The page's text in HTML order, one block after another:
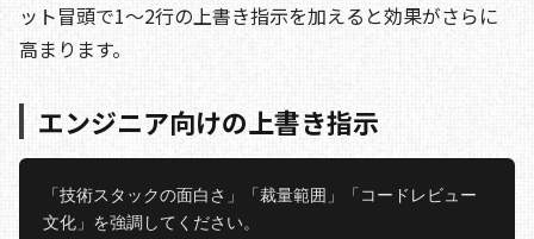
ット冒頭で1〜2行の上書き指示を加えると効果がさらに
高まります。
エンジニア向けの上書き指示
「技術スタックの面白さ」「裁量範囲」「コードレビュー
文化」を強調してください。